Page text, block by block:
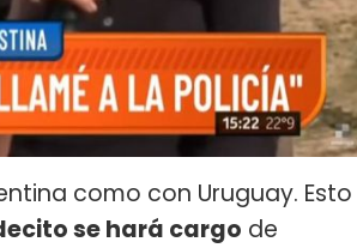
como con Uruguay. Esto
se hará cargo de